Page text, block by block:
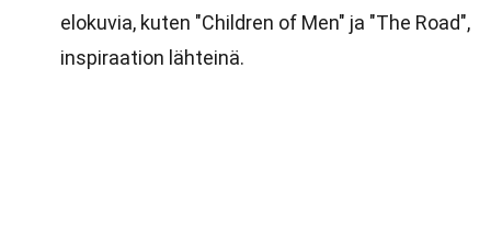
elokuvia, kuten "Children of Men" ja "The Road",
inspiraation lähteinä.